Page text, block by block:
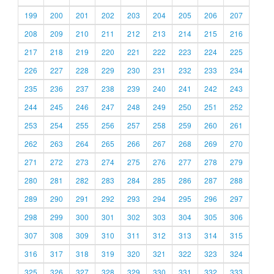
199
200 201 202 203 204 205 206
207
208
209 210 211 212 213 214 215
216
217
218 219 220 221 222 223 224
225
226
227 228 229 230 231 232 233
234
235
236 237 238 239 240 241 242
243
244
245 246 247 248 249 250 251
252
253
254 255 256 257 258 259 260
261
262
263 264 265 266 267 268 269
270
271
272 273 274 275 276 277 278
279
280
281 282 283 284 285 286 287
288
289
290 291 292 293 294 295 296
297
298
299 300 301 302 303 304 305
306
307
308 309 310 311 312 313 314
315
316
317 318 319 320 321 322 323
324
325
326 327 328 329 330 331 332 333